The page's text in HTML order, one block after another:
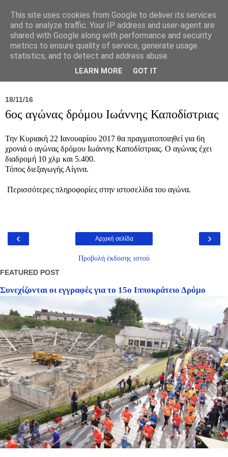
Σύλλογος Ιπποκράτειος
18/11/16
6ος αγώνας δρόμου Ιωάννης Καποδίστριας
Την Κυριακή 22 Ιανουαρίου 2017 θα πραγματοποιηθεί για 6η
χρονιά ο αγώνας δρόμου Ιωάννης Καποδίστριας. Ο αγώνας έχει
διαδρομή 10 χλμ και 5.400.
Τόπος διεξαγωγής Αίγινα.
Περισσότερες πληροφορίες στην ιστοσελίδα του αγώνα.
‹ ›
Αρχική σελίδα
Προβολή έκδοσης ιστού
FEATURED POST
Συνεχίζονται οι εγγραφές για το 15ο Ιπποκράτειο Δρόμο
This site uses cookies from Google to deliver its services
and to analyze traffic. Your IP address and user-agent are
shared with Google along with performance and security
metrics to ensure quality of service, generate usage
statistics, and to detect and address abuse.
LEARN MORE GOT IT